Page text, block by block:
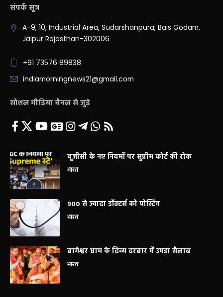
संपर्क सूत्र
A-9, 10, Industrial Area, Sudarshanpura, Bais Godam,
Jaipur Rajasthan-302006
+91 73576 89838
indiamorningnews21@gmail.com
सोशल मीडिया चैनल से जुड़े
यूजीसी के नए नियमों पर सुप्रीम कोर्ट की रोक
भारत
900 से ज्यादा डॉक्टर्स को पोस्टिंग
भारत
बागेश्वर धाम के दिव्य दरबार में उमड़ा सैलाब
भारत